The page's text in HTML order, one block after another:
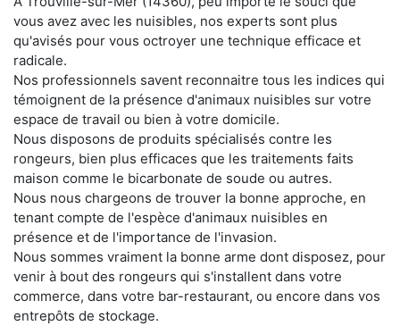
vous avez avec les nuisibles, nos experts sont plus
qu'avisés pour vous octroyer une technique efficace et
radicale.
Nos professionnels savent reconnaitre tous les indices qui
témoignent de la présence d'animaux nuisibles sur votre
espace de travail ou bien à votre domicile.
Nous disposons de produits spécialisés contre les
rongeurs, bien plus efficaces que les traitements faits
maison comme le bicarbonate de soude ou autres.
Nous nous chargeons de trouver la bonne approche, en
tenant compte de l'espèce d'animaux nuisibles en
présence et de l'importance de l'invasion.
Nous sommes vraiment la bonne arme dont disposez, pour
venir à bout des rongeurs qui s'installent dans votre
commerce, dans votre bar-restaurant, ou encore dans vos
entrepôts de stockage.